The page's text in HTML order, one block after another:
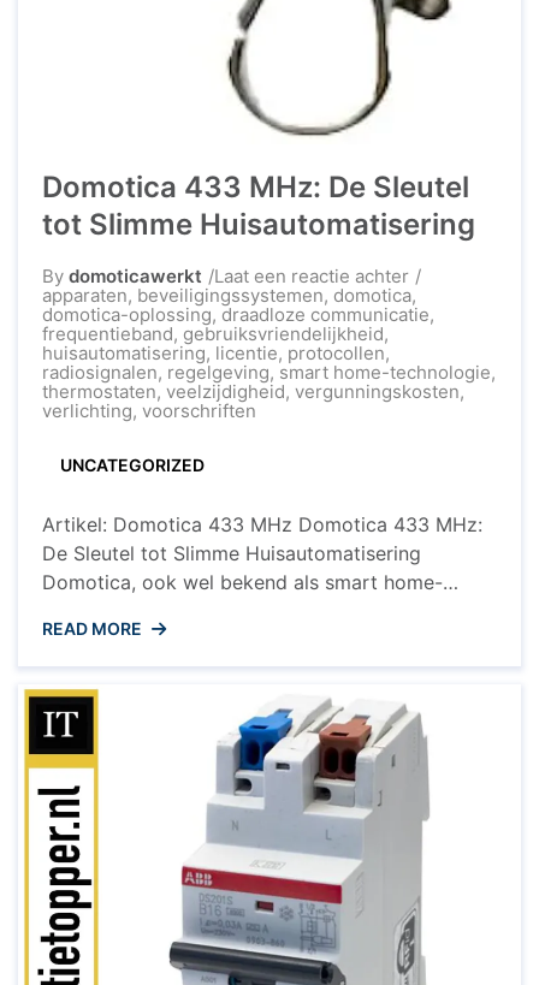
Domotica 433 MHz: De Sleutel
tot Slimme Huisautomatisering
By domoticawerkt Laat een reactie achterop
Domotica
433
Sleutel
tot
apparaten, beveiligingssystemen, domotica,
domotica-oplossing, draadloze communicatie,
frequentieband, gebruiksvriendelijkheid,
huisautomatisering, licentie, protocollen,
radiosignalen, regelgeving, smart home-technologie,
thermostaten, veelzijdigheid, vergunningskosten,
verlichting, voorschriften
UNCATEGORIZED
Artikel: Domotica 433 MHz Domotica 433 MHz:
De Sleutel tot Slimme Huisautomatisering
Domotica, ook wel bekend als smart home-
geavanceerde en intelligente woonomgevingen.
Een van de meest gebruikte protocollen binnen
domotica is 433 MHz, een draadloze
communicatiestandaard die apparaten in huis
met elkaar verbindt en op afstand bedienbaar
maakt. Hoe Werkt ...
READ MORE